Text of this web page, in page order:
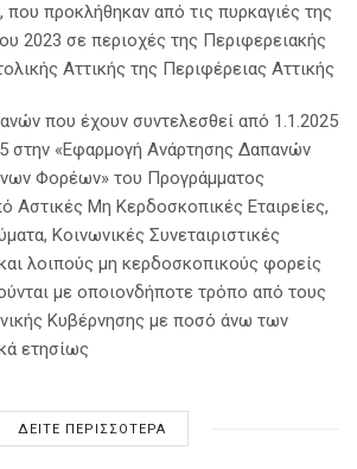
που προκλήθηκαν από τις πυρκαγιές της
2023 σε περιοχές της Περιφερειακής
Αττικής της Περιφέρειας Αττικής
που έχουν συντελεσθεί από 1.1.2025
στην «Εφαρμογή Ανάρτησης Δαπανών
Φορέων» του Προγράμματος
Αστικές Μη Κερδοσκοπικές Εταιρείες,
Κοινωνικές Συνεταιριστικές
λοιπούς μη κερδοσκοπικούς φορείς
με οποιονδήποτε τρόπο από τους
Κυβέρνησης με ποσό άνω των
ετησίως
ΔΕΙΤΕ ΠΕΡΙΣΣΟΤΕΡΑ